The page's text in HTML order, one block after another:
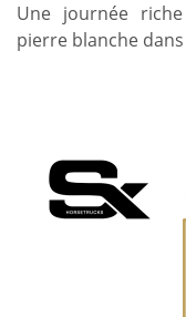
Une journée
pierre blanche